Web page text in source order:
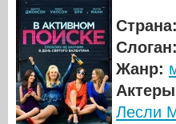
Страна:
Слоган:
Жанр:
Лесли